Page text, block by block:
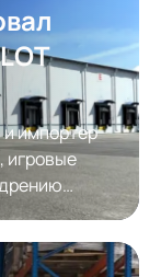
и импортер
игровые
WMS.